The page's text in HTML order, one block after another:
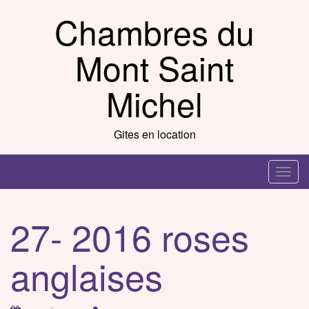
Chambres du
Mont Saint
Michel
Gites en location
T
o
27- 2016 roses
anglaises